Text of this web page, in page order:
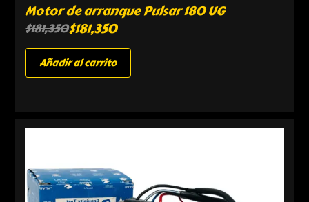
Motor de arranque Pulsar 180 UG
$181,350$181,350
Añadir al carrito